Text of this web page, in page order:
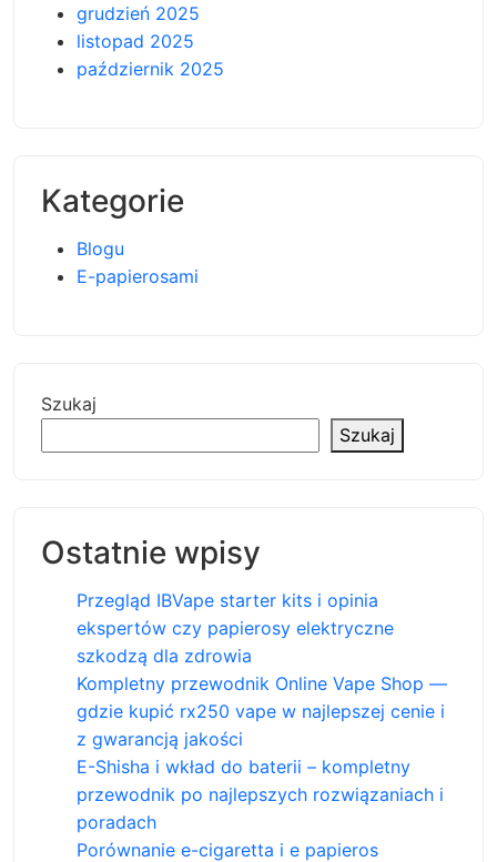
grudzień 2025
listopad 2025
październik 2025
Kategorie
Blogu
E-papierosami
Szukaj
Szukaj
Ostatnie wpisy
Przegląd IBVape starter kits i opinia
ekspertów czy papierosy elektryczne
szkodzą dla zdrowia
Kompletny przewodnik Online Vape Shop —
gdzie kupić rx250 vape w najlepszej cenie i
z gwarancją jakości
E-Shisha i wkład do baterii – kompletny
przewodnik po najlepszych rozwiązaniach i
poradach
Porównanie e-cigaretta i e papieros